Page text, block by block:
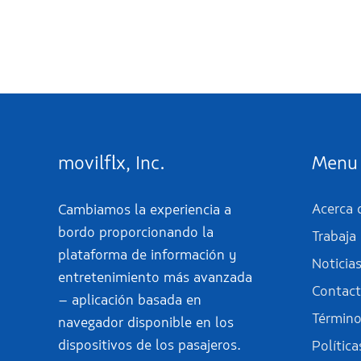
movilflix, Inc.
Cambiamos la experiencia a
bordo proporcionando la
plataforma de información y
entretenimiento más avanzada
– aplicación basada en
navegador disponible en los
dispositivos de los pasajeros.
Menu
Acerca
Noticias